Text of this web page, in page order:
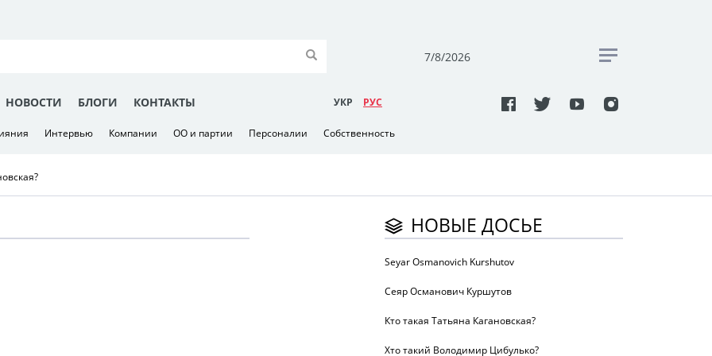
7/8/2026
НОВОСТИ БЛОГИ КОНТАКТЫ УКР РУC
Интервью Компании ОО и партии Персоналии Собственность
НОВЫЕ ДОСЬЕ
Seyar Osmanovich Kurshutov
Сеяр Османович Куршутов
Кто такая Татьяна Кагановская?
Хто такий Володимир Цибулько?